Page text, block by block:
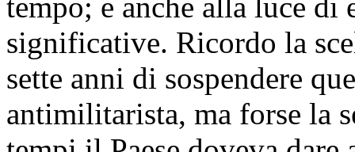
significative. Ricordo la
sette anni di sospendere
antimilitarista, ma forse la